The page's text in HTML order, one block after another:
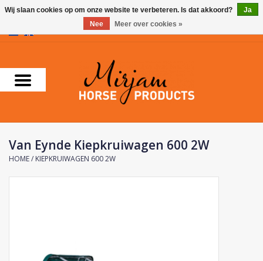
Supplementen
Verzorgingsproducten
Farnam
Carr & Day & Martin
Van Eynde Kiepkruiwagen 600 2W
HOME/ KIEPKRUIWAGEN 600 2W
Wij slaan cookies op om onze website te verbeteren. Is dat akkoord?
Ja
Nee
Meer over cookies »